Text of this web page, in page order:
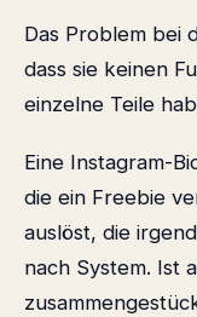
Das Problem bei
dass sie keinen
einzelne Teile
Eine Instagram-
die ein Freebie
auslöst, die
nach System. Ist